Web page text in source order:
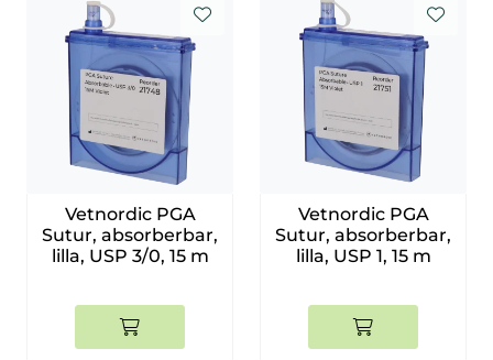
Vetnordic PGA
Sutur, absorberbar,
lilla, USP 3/0, 15 m
Vetnordic PGA
Sutur, absorberbar,
lilla, USP 1, 15 m